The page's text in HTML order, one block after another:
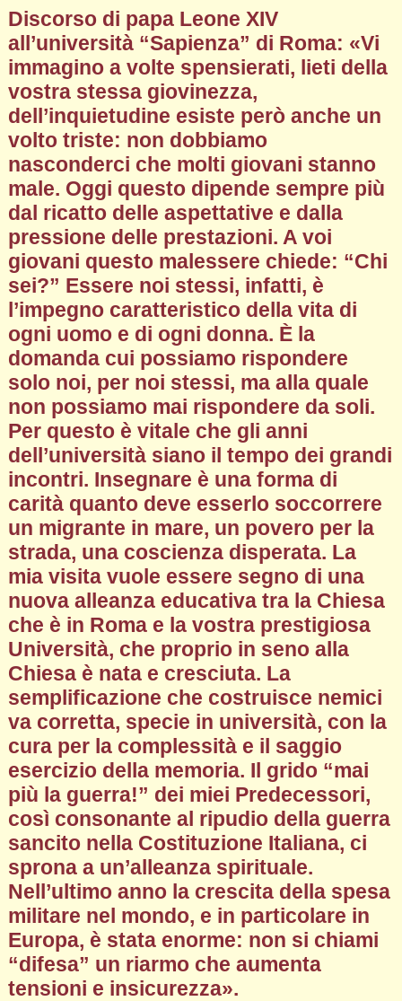
Discorso di papa Leone XIV
all’università “Sapienza” di Roma: «Vi
immagino a volte spensierati, lieti della
vostra stessa giovinezza,
dell’inquietudine esiste però anche un
volto triste: non dobbiamo
nasconderci che molti giovani stanno
male. Oggi questo dipende sempre più
dal ricatto delle aspettative e dalla
pressione delle prestazioni. A voi
giovani questo malessere chiede: “Chi
sei?” Essere noi stessi, infatti, è
l’impegno caratteristico della vita di
ogni uomo e di ogni donna. È la
domanda cui possiamo rispondere
solo noi, per noi stessi, ma alla quale
non possiamo mai rispondere da soli.
Per questo è vitale che gli anni
dell’università siano il tempo dei grandi
incontri. Insegnare è una forma di
carità quanto deve esserlo soccorrere
un migrante in mare, un povero per la
strada, una coscienza disperata. La
mia visita vuole essere segno di una
nuova alleanza educativa tra la Chiesa
che è in Roma e la vostra prestigiosa
Università, che proprio in seno alla
Chiesa è nata e cresciuta. La
semplificazione che costruisce nemici
va corretta, specie in università, con la
cura per la complessità e il saggio
esercizio della memoria. Il grido “mai
più la guerra!” dei miei Predecessori,
così consonante al ripudio della guerra
sancito nella Costituzione Italiana, ci
sprona a un’alleanza spirituale.
Nell’ultimo anno la crescita della spesa
militare nel mondo, e in particolare in
Europa, è stata enorme: non si chiami
“difesa” un riarmo che aumenta
tensioni e insicurezza».